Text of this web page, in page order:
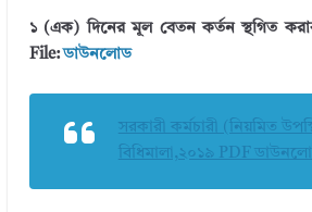
১ (এক) দিনের মূল বেতন কর্তন স্থগিত
File:ডাউনলোড
সরকারী কর্মচারী (নিয়মিত
বিধিমালা,২০১৯ PDF
← Previous